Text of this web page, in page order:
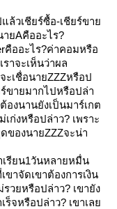
แล้วเชียร์ซื้อ-เชียร์ขา
ายAคืออะไร?
คืออะไร?ค่าคอมหรือ
าจะเห็นว่าผล
ะเชื่อนายZZZหรือป
ขายมากไปหรือปล่า
องนานยังเป็นมาร์เกต
ก่งหรือปล่าว? เพราะ
ของนายZZZจะน่า
รียน1วันหลายหมื่น
าจัดเขาต้องการเงิน
รวยหรือปล่าว? เขายัง
ร็จหรือปล่าว? เขาเล